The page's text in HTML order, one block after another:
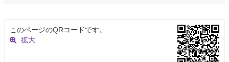
このページのQRコードです。
拡大